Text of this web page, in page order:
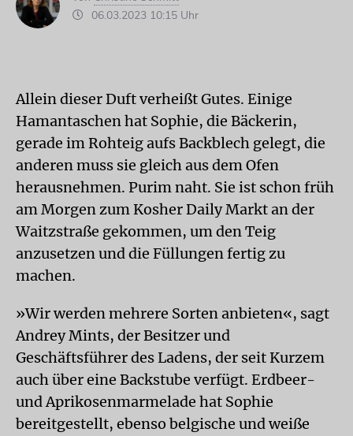
06.03.2023 10:15 Uhr
Allein dieser Duft verheißt Gutes. Einige
Hamantaschen hat Sophie, die Bäckerin,
gerade im Rohteig aufs Backblech gelegt, die
anderen muss sie gleich aus dem Ofen
herausnehmen. Purim naht. Sie ist schon früh
am Morgen zum Kosher Daily Markt an der
Waitzstraße gekommen, um den Teig
anzusetzen und die Füllungen fertig zu
machen.
»Wir werden mehrere Sorten anbieten«, sagt
Andrey Mints, der Besitzer und
Geschäftsführer des Ladens, der seit Kurzem
auch über eine Backstube verfügt. Erdbeer-
und Aprikosenmarmelade hat Sophie
bereitgestellt, ebenso belgische und weiße